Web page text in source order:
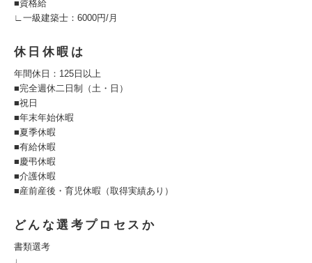
■資格給
∟一級建築士：6000円/月
休日休暇は
年間休日：125日以上
■完全週休二日制（土・日）
■祝日
■年末年始休暇
■夏季休暇
■有給休暇
■慶弔休暇
■介護休暇
■産前産後・育児休暇（取得実績あり）
どんな選考プロセスか
書類選考